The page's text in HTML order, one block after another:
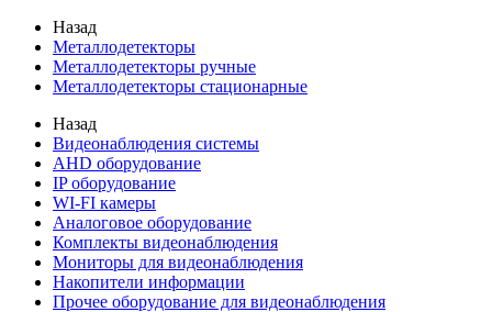
Назад
Металлодетекторы
Металлодетекторы ручные
Металлодетекторы стационарные
Назад
Видеонаблюдения cистемы
AHD оборудование
IP оборудование
WI-FI камеры
Аналоговое оборудование
Комплекты видеонаблюдения
Мониторы для видеонаблюдения
Накопители информации
Прочее оборудование для видеонаблюдения